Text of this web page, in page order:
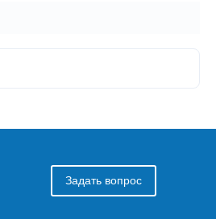
Задать вопрос